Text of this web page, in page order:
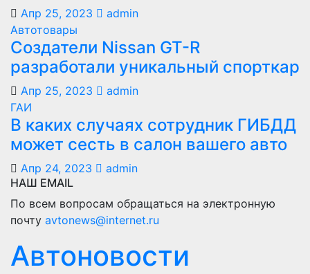
Апр 25, 2023
admin
Автотовары
Создатели Nissan GT-R
разработали уникальный спорткар
Апр 25, 2023
admin
ГАИ
В каких случаях сотрудник ГИБДД
может сесть в салон вашего авто
Апр 24, 2023
admin
НАШ EMAIL
По всем вопросам обращаться на электронную
почту avtonews@internet.ru
Автоновости